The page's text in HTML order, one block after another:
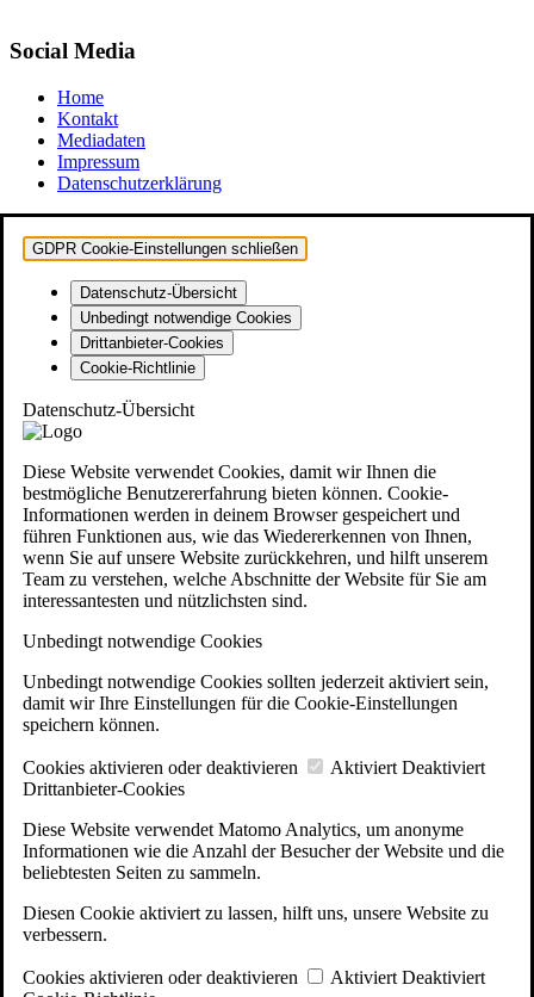
Social Media
Home
Kontakt
Mediadaten
Impressum
Datenschutzerklärung
GDPR Cookie-Einstellungen schließen
Datenschutz-Übersicht
Unbedingt notwendige Cookies
Drittanbieter-Cookies
Cookie-Richtlinie
Datenschutz-Übersicht
Diese Website verwendet Cookies, damit wir Ihnen die
bestmögliche Benutzererfahrung bieten können. Cookie-
Informationen werden in deinem Browser gespeichert und
führen Funktionen aus, wie das Wiedererkennen von Ihnen,
wenn Sie auf unsere Website zurückkehren, und hilft unserem
Team zu verstehen, welche Abschnitte der Website für Sie am
interessantesten und nützlichsten sind.
Unbedingt notwendige Cookies
Unbedingt notwendige Cookies sollten jederzeit aktiviert sein,
damit wir Ihre Einstellungen für die Cookie-Einstellungen
speichern können.
Cookies aktivieren oder deaktivieren Aktiviert Deaktiviert
Drittanbieter-Cookies
Diese Website verwendet Matomo Analytics, um anonyme
Informationen wie die Anzahl der Besucher der Website und die
beliebtesten Seiten zu sammeln.
Diesen Cookie aktiviert zu lassen, hilft uns, unsere Website zu
verbessern.
Cookies aktivieren oder deaktivieren Aktiviert Deaktiviert